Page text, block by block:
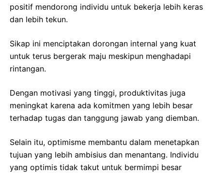
positif mendorong individu untuk bekerja lebih keras
dan lebih tekun.
Sikap ini menciptakan dorongan internal yang kuat
untuk terus bergerak maju meskipun menghadapi
rintangan.
Dengan motivasi yang tinggi, produktivitas juga
meningkat karena ada komitmen yang lebih besar
terhadap tugas dan tanggung jawab yang diemban.
Selain itu, optimisme membantu dalam menetapkan
tujuan yang lebih ambisius dan menantang. Individu
yang optimis tidak takut untuk bermimpi besar